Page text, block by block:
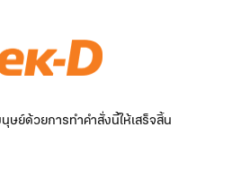
ษย์ด้วยการทำคำสั่งนี้ให้เสร็จสิ้น